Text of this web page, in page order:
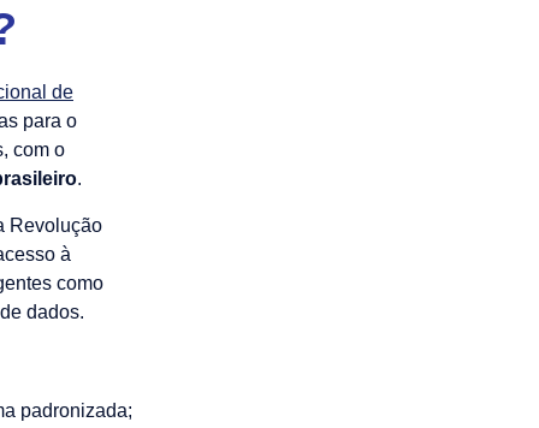
de
para o
com o
.
Revolução
à
como
dados.
padronizada;